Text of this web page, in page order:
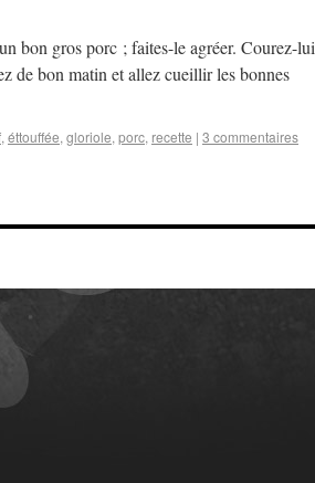
bon gros porc ; faites-le agréer. Courez-lui
de bon matin et allez cueillir les bonnes
, éttouffée, gloriole, porc, recette | 3 commentaires